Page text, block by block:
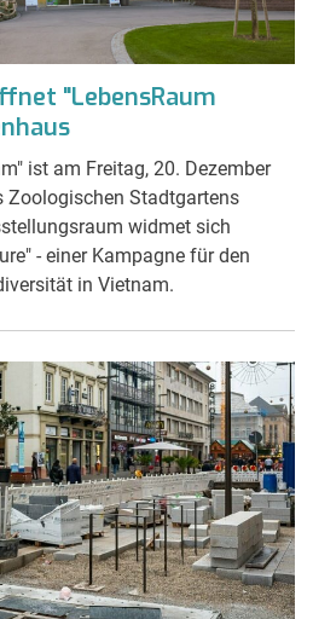
"LebensRaum
ist am Freitag, 20. Dezember
Zoologischen Stadtgartens
widmet sich
- einer Kampagne für den
in Vietnam.